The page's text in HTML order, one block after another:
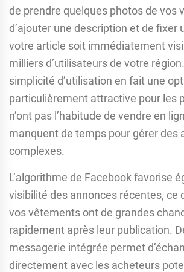
de prendre quelques photos de vos
d’ajouter une description et de fixer
votre article soit immédiatement
milliers d’utilisateurs de votre
simplicité d’utilisation en fait une
particulièrement attractive pour les
n’ont pas l’habitude de vendre en
manquent de temps pour gérer des
complexes.
L’algorithme de Facebook favorise
visibilité des annonces récentes, ce
vos vêtements ont de grandes
rapidement après leur publication.
messagerie intégrée permet
directement avec les acheteurs